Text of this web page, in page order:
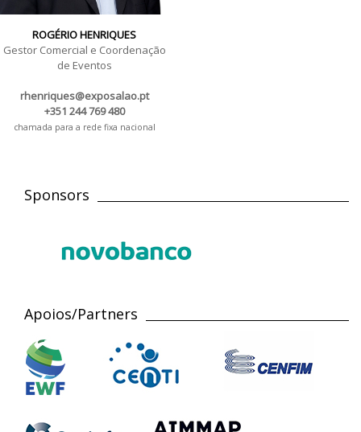
ROGÉRIO HENRIQUES
Gestor Comercial e Coordenação
de Eventos
rhenriques@exposalao.pt
+351 244 769 480
chamada para a rede fixa nacional
Sponsors
Apoios/Partners